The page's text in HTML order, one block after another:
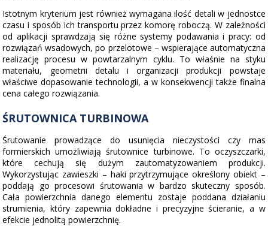
Istotnym kryterium jest również wymagana ilość detali w jednostce
czasu i sposób ich transportu przez komorę roboczą. W zależności
od aplikacji sprawdzają się różne systemy podawania i pracy: od
rozwiązań wsadowych, po przelotowe – wspierające automatyczna
realizację procesu w powtarzalnym cyklu. To właśnie na styku
materiału, geometrii detalu i organizacji produkcji powstaje
właściwe dopasowanie technologii, a w konsekwencji także finalna
cena całego rozwiązania.
ŚRUTOWNICA TURBINOWA
Śrutowanie prowadzące do usunięcia nieczystości czy mas
formierskich umożliwiają śrutownice turbinowe. To oczyszczarki,
które cechują się dużym zautomatyzowaniem produkcji.
Wykorzystując zawieszki – haki przytrzymujące określony obiekt –
poddają go procesowi śrutowania w bardzo skuteczny sposób.
Cała powierzchnia danego elementu zostaje poddana działaniu
strumienia, który zapewnia dokładne i precyzyjne ścieranie, a w
efekcie jednolitą powierzchnię.